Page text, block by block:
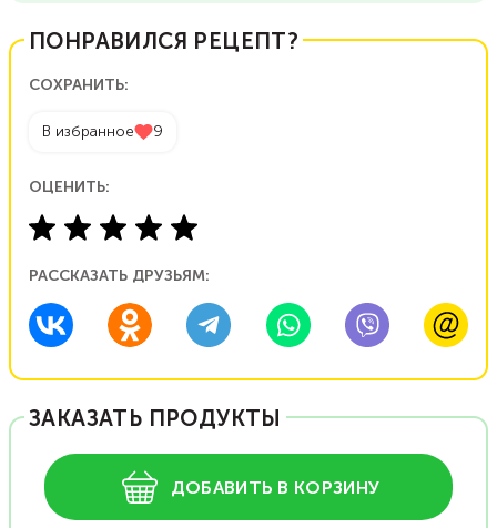
ПОНРАВИЛСЯ РЕЦЕПТ?
СОХРАНИТЬ:
В избранное 9
ОЦЕНИТЬ:
РАССКАЗАТЬ ДРУЗЬЯМ:
ЗАКАЗАТЬ ПРОДУКТЫ
ДОБАВИТЬ В КОРЗИНУ